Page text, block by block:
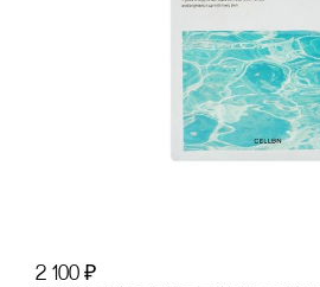
2 100 ₽